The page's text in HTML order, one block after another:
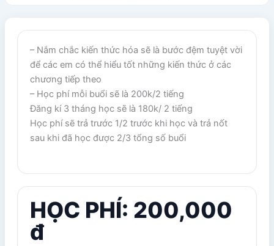
– Nắm chắc kiến thức hóa sẽ là bước đệm tuyệt vời
để các em có thể hiểu tốt những kiến thức ở các
chương tiếp theo
– Học phí mỗi buổi sẽ là 200k/2 tiếng
Đăng kí 3 tháng học sẽ là 180k/ 2 tiếng
Học phí sẽ trả trước 1/2 trước khi học và trả nốt
sau khi đã học được 2/3 tổng số buổi
HỌC PHÍ: 200,000
đ